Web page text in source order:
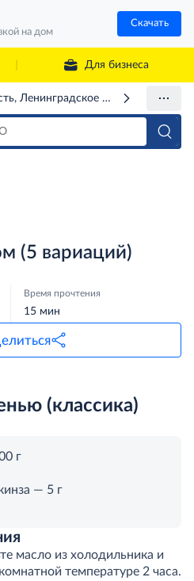
на дом
Скачать
Для бизнеса
Ленинградское ш., 71Г
(5 вариаций)
Время прочтения
15 мин
(классика)
г
— 5 г
масло из холодильника и
температуре 2 часа.